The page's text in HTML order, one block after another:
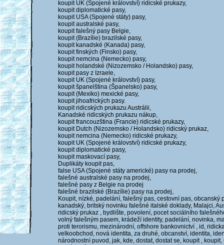
koupit UK (Spojené království) ridicské prukazy,
koupit diplomatické pasy,
koupit USA (Spojené státy) pasy,
koupit australské pasy,
koupit falešný pasy Belgie,
koupit (Brazílie) brazilské pasy,
koupit kanadské (Kanada) pasy,
koupit finských (Finsko) pasy,
koupit nemcina (Nemecko) pasy,
koupit holandské (Nizozemsko / Holandsko) pasy,
koupit pasy z Izraele,
koupit UK (Spojené království) pasy,
koupit španelština (Španelsko) pasy,
koupit (Mexiko) mexické pasy,
koupit jihoafrických pasy.
koupit ridicských prukazu Austrálii,
Kanadské ridicských prukazu nákup,
koupit francouzština (Francie) ridicské prukazy,
koupit Dutch (Nizozemsko / Holandsko) ridicský prukaz,
koupit nemcina (Nemecko) ridicské prukazy,
koupit UK (Spojené království) ridicské prukazy,
koupit diplomatické pasy,
koupit maskovací pasy,
Duplikáty koupit pas,
false USA (Spojené státy americké) pasy na prodej,
falešné australské pasy na prodej,
falešné pasy z Belgie na prodej
falešné brazilské (Brazílie) pasy na prodej,
Koupit, nízké, padelání, falešný pas, cestovní pas, obcanský
kanadský, britský novinku falešné italské doklady, Malajci,
ridicský prukaz , bydlište, povolení, pocet sociálního
volný falešným pasem, krádeží identity, padelání, novinka,
proti terorismu, mezinárodní, offshore bankovnictví , id,
velkoobchod, nová identita, za druhé, obcanství, identita,
národnostní puvod, jak, kde, dostat, dostat se, koupit ,